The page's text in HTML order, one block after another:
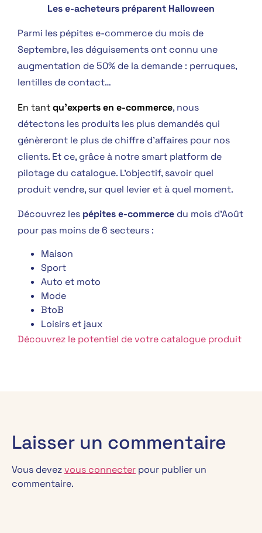
Les e-acheteurs préparent Halloween
Parmi les pépites e-commerce du mois de
Septembre, les déguisements ont connu une
augmentation de 50% de la demande : perruques,
lentilles de contact…
En tantqu’experts en e-commerce, nous
détectons les produits les plus demandés qui
génèreront le plus de chiffre d’affaires pour nos
clients. Et ce, grâce à notre smart platform de
pilotage du catalogue. L’objectif, savoir quel
produit vendre, sur quel levier et à quel moment.
Découvrez les pépites e-commerce du mois d’Août
pour pas moins de 6 secteurs :
Maison
Sport
Auto et moto
Mode
BtoB
Loisirs et jaux
Découvrez le potentiel de votre catalogue produit
Laisser un commentaire
Vous devezvous connecter pour publier un
commentaire.